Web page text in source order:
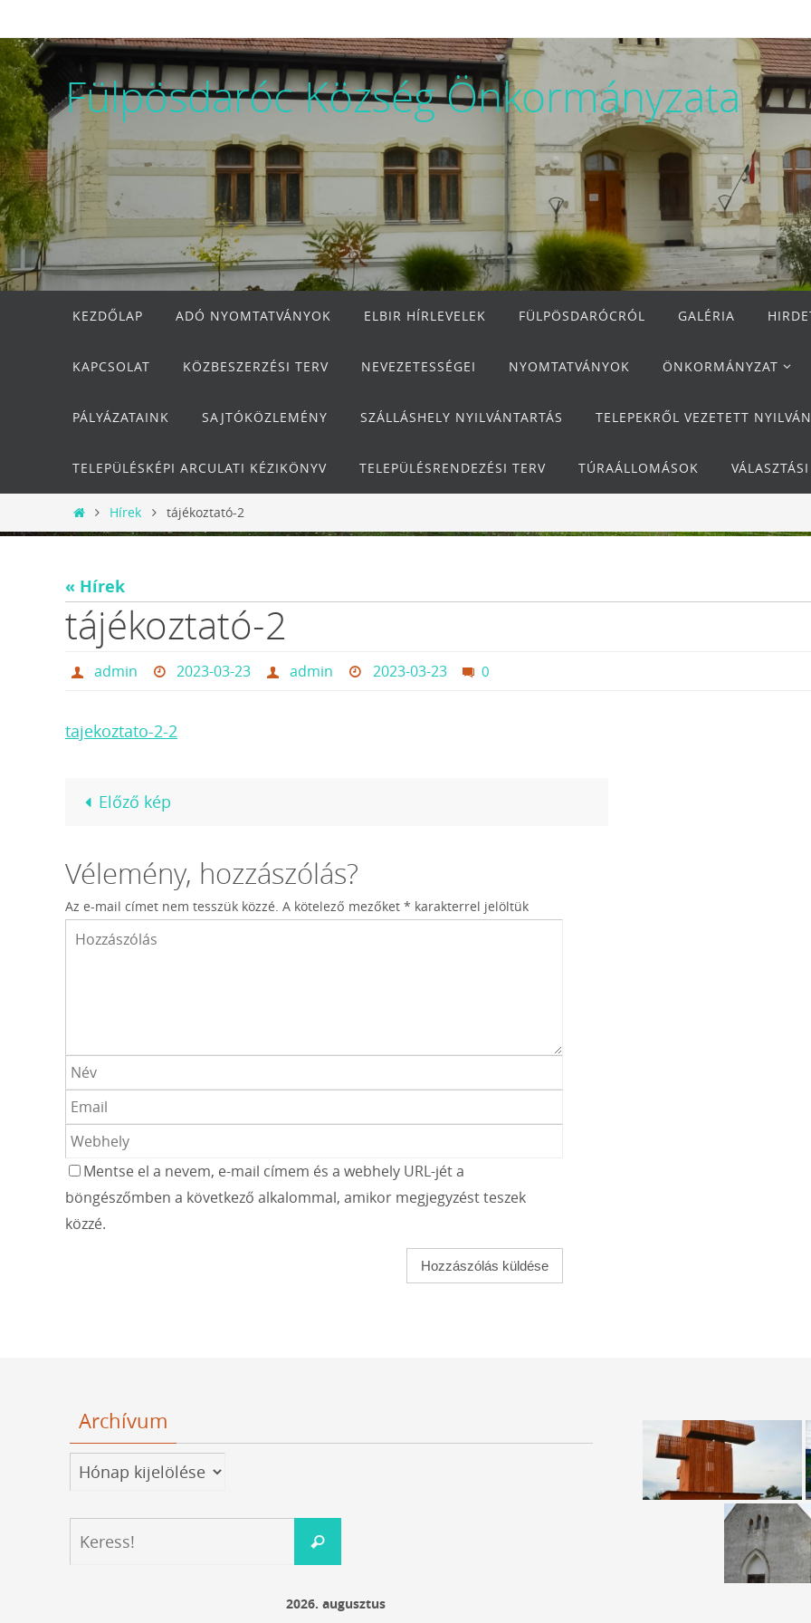
Fülpösdaróc Község Önkormányzata
KEZDŐLAP
ADÓ NYOMTATVÁNYOK ELBIR HÍRLEVELEK FÜLPÖSDARÓCRÓL GALÉRIA
KAPCSOLAT KÖZBESZERZÉSI TERV NEVEZETESSÉGEI NYOMTATVÁNYOK ÖNKORMÁNYZAT
PÁLYÁZATAINK SAJTÓKÖZLEMÉNY SZÁLLÁSHELY NYILVÁNTARTÁS TELEPEKRŐL VEZETETT
TELEPÜLÉSKÉPI ARCULATI KÉZIKÖNYV TELEPÜLÉSRENDEZÉSI TERV TÚRAÁLLOMÁSOK
Otthon
Hírek tájékoztató-2
« Hírek
tájékoztató-2
admin 2023-03-23 admin 2023-03-23 0
tajekoztato-2-2
Előző kép
Vélemény, hozzászólás?
Az e-mail címet nem tesszük közzé. A kötelező mezőket * karakterrel jelöltük
Mentse el a nevem, e-mail címem és a webhely URL-jét a
böngészőmben a következő alkalommal, amikor megjegyzést teszek
közzé.
Archívum
Archívum
Keress!
2026. augusztus